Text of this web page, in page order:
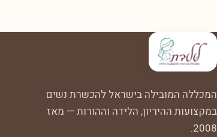
המכללה המובילה בישראל להכשרת נשים
במקצועות ההיריון, הלידה וההורות — מאז
2008.